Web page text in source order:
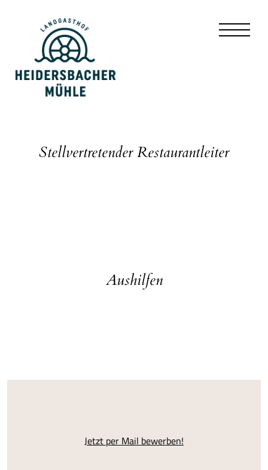
Stellvertretender Restaurantleiter
Aushilfen
Jetzt per Mail bewerben!